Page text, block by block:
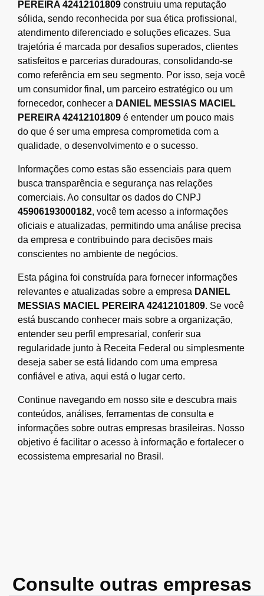
PEREIRA 42412101809 construiu uma reputação
sólida, sendo reconhecida por sua ética profissional,
atendimento diferenciado e soluções eficazes. Sua
trajetória é marcada por desafios superados, clientes
satisfeitos e parcerias duradouras, consolidando-se
como referência em seu segmento. Por isso, seja você
um consumidor final, um parceiro estratégico ou um
fornecedor, conhecer a DANIEL MESSIAS MACIEL
PEREIRA 42412101809 é entender um pouco mais
do que é ser uma empresa comprometida com a
qualidade, o desenvolvimento e o sucesso.
Informações como estas são essenciais para quem
busca transparência e segurança nas relações
comerciais. Ao consultar os dados do CNPJ
45906193000182, você tem acesso a informações
oficiais e atualizadas, permitindo uma análise precisa
da empresa e contribuindo para decisões mais
conscientes no ambiente de negócios.
Esta página foi construída para fornecer informações
relevantes e atualizadas sobre a empresa DANIEL
MESSIAS MACIEL PEREIRA 42412101809. Se você
está buscando conhecer mais sobre a organização,
entender seu perfil empresarial, conferir sua
regularidade junto à Receita Federal ou simplesmente
deseja saber se está lidando com uma empresa
confiável e ativa, aqui está o lugar certo.
Continue navegando em nosso site e descubra mais
conteúdos, análises, ferramentas de consulta e
informações sobre outras empresas brasileiras. Nosso
objetivo é facilitar o acesso à informação e fortalecer o
ecossistema empresarial no Brasil.
Consulte outras empresas